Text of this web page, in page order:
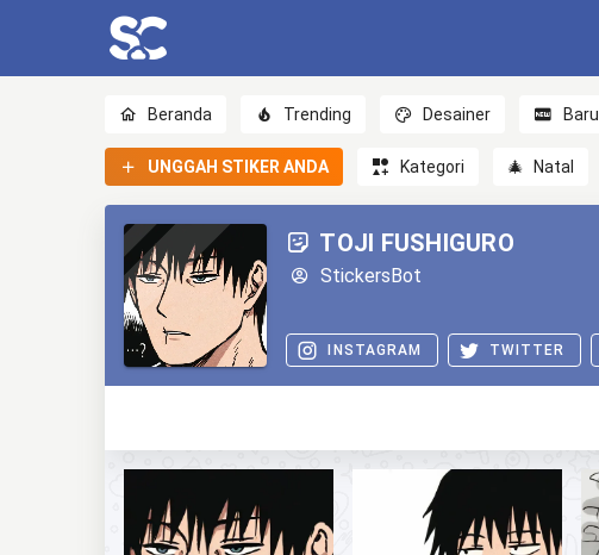
Beranda Trending Desainer Baru
UNGGAH STIKER ANDA Kategori 🎄 Natal
TOJI FUSHIGURO
StickersBot
INSTAGRAM TWITTER